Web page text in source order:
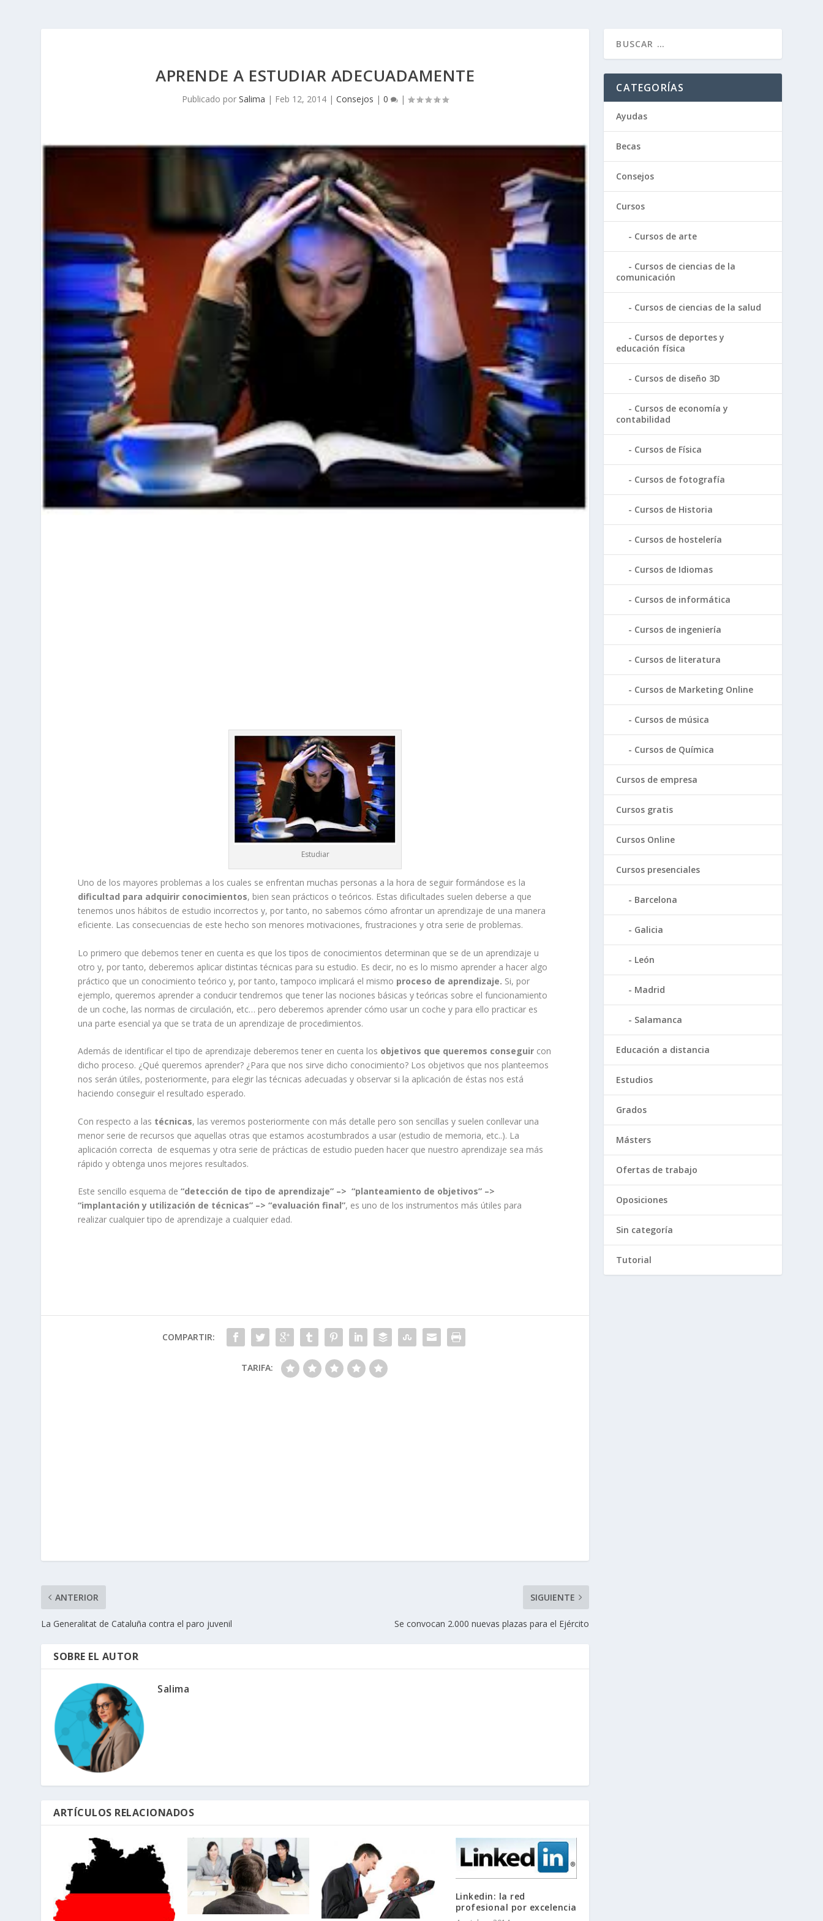
APRENDE A ESTUDIAR ADECUADAMENTE
Publicado porSalima | Feb 12, 2014 |Consejos |0 |
Estudiar
Uno de los mayores problemas a los cuales se enfrentan muchas personas a la hora de seguir formándose es la
dificultad para adquirir conocimientos, bien sean prácticos o teóricos. Estas dificultades suelen deberse a que
tenemos unos hábitos de estudio incorrectos y, por tanto, no sabemos cómo afrontar un aprendizaje de una manera
eficiente. Las consecuencias de este hecho son menores motivaciones, frustraciones y otra serie de problemas.
Lo primero que debemos tener en cuenta es que los tipos de conocimientos determinan que se de un aprendizaje u
otro y, por tanto, deberemos aplicar distintas técnicas para su estudio. Es decir, no es lo mismo aprender a hacer algo
práctico que un conocimiento teórico y, por tanto, tampoco implicará el mismo proceso de aprendizaje. Si, por
ejemplo, queremos aprender a conducir tendremos que tener las nociones básicas y teóricas sobre el funcionamiento
de un coche, las normas de circulación, etc… pero deberemos aprender cómo usar un coche y para ello practicar es
una parte esencial ya que se trata de un aprendizaje de procedimientos.
Además de identificar el tipo de aprendizaje deberemos tener en cuenta los objetivos que queremos conseguir con
dicho proceso. ¿Qué queremos aprender? ¿Para que nos sirve dicho conocimiento? Los objetivos que nos planteemos
nos serán útiles, posteriormente, para elegir las técnicas adecuadas y observar si la aplicación de éstas nos está
haciendo conseguir el resultado esperado.
Con respecto a las técnicas, las veremos posteriormente con más detalle pero son sencillas y suelen conllevar una
menor serie de recursos que aquellas otras que estamos acostumbrados a usar (estudio de memoria, etc..). La
aplicación correcta de esquemas y otra serie de prácticas de estudio pueden hacer que nuestro aprendizaje sea más
rápido y obtenga unos mejores resultados.
Este sencillo esquema de “detección de tipo de aprendizaje” –> “planteamiento de objetivos” –>
“implantación y utilización de técnicas” –> “evaluación final”, es uno de los instrumentos más útiles para
realizar cualquier tipo de aprendizaje a cualquier edad.
COMPARTIR:
TARIFA:
ANTERIOR
La Generalitat de Cataluña contra el paro juvenil
SIGUIENTE
Se convocan 2.000 nuevas plazas para el Ejército
SOBRE EL AUTOR
Salima
ARTÍCULOS RELACIONADOS
Linkedin: la red
profesional por excelencia
CATEGORÍAS
Ayudas
Becas
Consejos
Cursos
Cursos de arte
Cursos de ciencias de la
comunicación
Cursos de ciencias de la salud
Cursos de deportes y
educación física
Cursos de diseño 3D
Cursos de economía y
contabilidad
Cursos de Física
Cursos de fotografía
Cursos de Historia
Cursos de hostelería
Cursos de Idiomas
Cursos de informática
Cursos de ingeniería
Cursos de literatura
Cursos de Marketing Online
Cursos de música
Cursos de Química
Cursos de empresa
Cursos gratis
Cursos Online
Cursos presenciales
Barcelona
Galicia
León
Madrid
Salamanca
Educación a distancia
Estudios
Grados
Másters
Ofertas de trabajo
Oposiciones
Sin categoría
Tutorial